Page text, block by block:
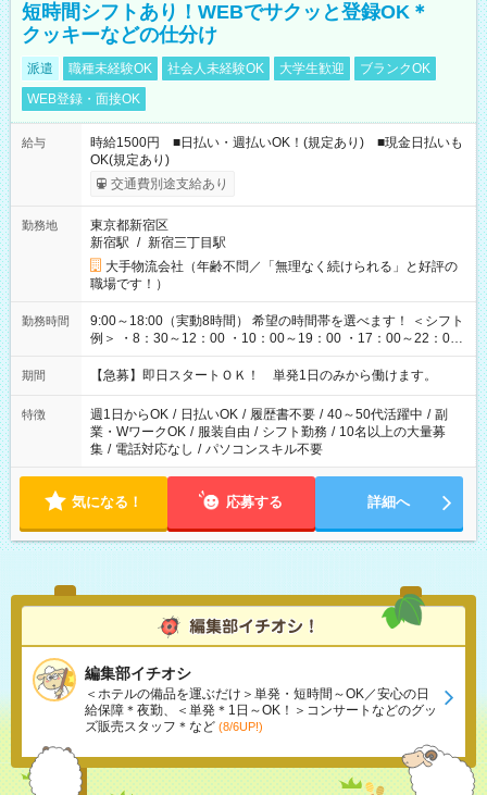
短時間シフトあり！WEBでサクッと登録OK＊
クッキーなどの仕分け
派遣 職種未経験OK 社会人未経験OK 大学生歓迎
ブランクOK
WEB登録・面接OK
給与
時給1500円 ■日払い・週払いOK！(規定あり) ■現金日払いも
OK(規定あり)
交通費別途支給あり
勤務地
東京都新宿区
新宿駅 / 新宿三丁目駅
大手物流会社（年齢不問／「無理なく続けられる」と好評の
職場です！）
勤務時間
9:00～18:00（実動8時間） 希望の時間帯を選べます！ ＜シフト
例＞ ・8：30～12：00 ・10：00～19：00 ・17：00～22：00
・13：00～22：00 ・22：00～翌6：00 など
期間 【急募】即日スタートＯＫ！ 単発1日のみから働けます。
特徴 週1日からOK / 日払いOK / 履歴書不要 / 40～50代活躍中 / 副
業・WワークOK / 服装自由 / シフト勤務 / 10名以上の大量募
集 / 電話対応なし / パソコンスキル不要
気になる！ 応募する 詳細へ
編集部イチオシ
＜ホテルの備品を運ぶだけ＞単発・短時間～OK／安心の日
給保障＊夜勤、＜単発＊1日～OK！＞コンサートなどのグッ
ズ販売スタッフ＊など (8/6UP!)